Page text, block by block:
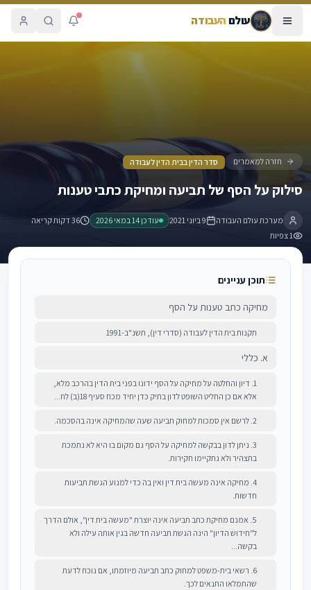
עולםהעבודה
סילוק על הסף של תביעה ומחיקת כתבי טענות
חזרה למאמרים סדר הדין בבית הדין לעבודה
סילוק על הסף של תביעה ומחיקת כתבי טענות
מערכת עולם העבודה 9 ביוני 2021 עודכן 14 במאי 2026
36 דקות קריאה
1צפיות
תוכן עניינים
מחיקה כתב טענות על הסף
תקנות בית הדין לעבודה (סדרי דין), תשנ"ב-1991
א. כללי
1. דיון והחלטה על מחיקה על הסף ידונו בפני בית הדין בהרכב מלא,
אלא אם כן החליט השופט לדון בתיק כדן יחיד מכח סעיף 18(ב) לח...
2. לרשם אין סמכות למחוק תביעה שעה שהמחיקה אינה בהסכמה.
3. ניתן לדון בבקשה למחיקה על הסף גם מקום בו היא לא נתמכת
בתצהיר ולא נתקיימו חקירות.
4. מחיקה אינה מעשה בית דין ואין בה כדי למנוע הגשת תביעות
חדשות.
5. אמנם מחיקת כתב תביעה אינה יוצרת "מעשה בית דין", אולם הדרך
ל"חידוש הדיון" הינה הגשת תביעה חדשה בגין אותה עילה ולא
בקשה...
6. רשאי בית-משפט למחוק כתב תביעה מיוזמתו, אם נוכח לדעת
שהתמלאו התנאים לכך.